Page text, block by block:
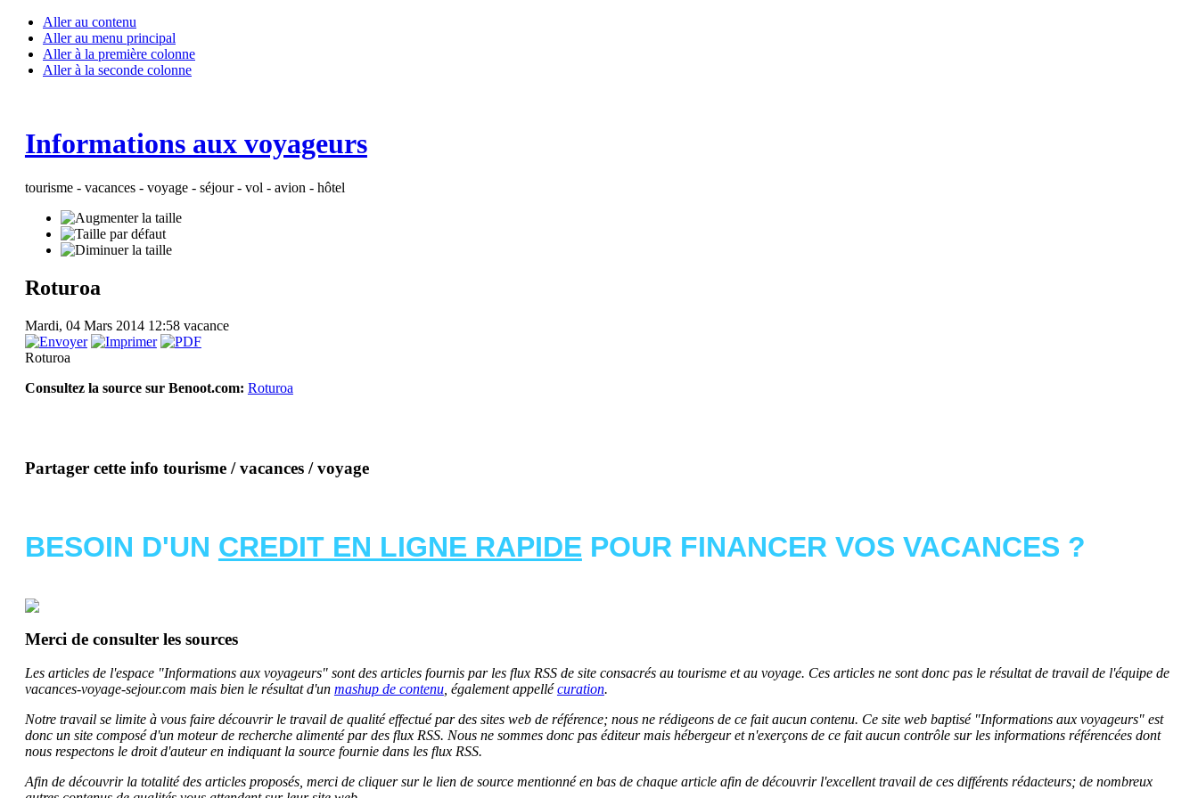
Aller au contenu
Aller au menu principal
Aller à la première colonne
Aller à la seconde colonne
Informations aux voyageurs
tourisme - vacances - voyage - séjour - vol - avion - hôtel
Roturoa
Mardi, 04 Mars 2014 12:58 vacance
Roturoa
Consultez la source sur Benoot.com: Roturoa
Partager cette info tourisme / vacances / voyage
BESOIN D'UN CREDIT EN LIGNE RAPIDE POUR FINANCER VOS VACANCES ?
Merci de consulter les sources
Les articles de l'espace "Informations aux voyageurs" sont des articles fournis par les flux RSS de site consacrés au tourisme et au voyage. Ces articles ne sont donc pas le résultat de travail de l'équipe de
vacances-voyage-sejour.com mais bien le résultat d'un mashup de contenu, également appellécuration.
Notre travail se limite à vous faire découvrir le travail de qualité effectué par des sites web de référence; nous ne rédigeons de ce fait aucun contenu. Ce site web baptisé "Informations aux voyageurs" est
donc un site composé d'un moteur de recherche alimenté par des flux RSS. Nous ne sommes donc pas éditeur mais hébergeur et n'exerçons de ce fait aucun contrôle sur les informations référencées dont
nous respectons le droit d'auteur en indiquant la source fournie dans les flux RSS.
Afin de découvrir la totalité des articles proposés, merci de cliquer sur le lien de source mentionné en bas de chaque article afin de découvrir l'excellent travail de ces différents rédacteurs; de nombreux